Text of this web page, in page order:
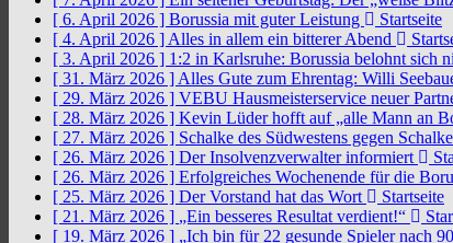
[ 6. April 2026 ] Borussia mit guter Leistung
Startseite
[ 4. April 2026 ] Alles in allem ein bitterer Abend
[ 3. April 2026 ] 1:2 in Karlsruhe: Borussia belohnt sich
[ 31. März 2026 ] Alles Gute zum Ehrentag: Willi
[ 29. März 2026 ] VEBU Hausmeisterservice neuer
[ 28. März 2026 ] Kevin Lüder hofft auf „alle Mann an
[ 27. März 2026 ] Schalke des Südwestens gegen
[ 26. März 2026 ] Der Insolvenzverwalter informiert
[ 26. März 2026 ] Erfolgreiches Wochenende für die
[ 25. März 2026 ] Der Vorstand hat das Wort
Startseite
[ 21. März 2026 ] „Ein besseres Resultat verdient!“
[ 19. März 2026 ] „Ich bin für 22 gesunde Spieler nach